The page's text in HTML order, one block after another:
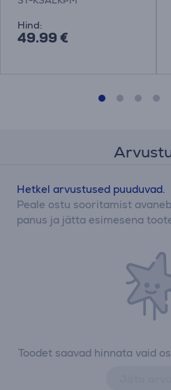
Hind:
49.99 €
Toodet saavad hinnata vaid
Hetkel arvustused puuduvad.
Peale ostu sooritamist
panus ja jätta esimesena